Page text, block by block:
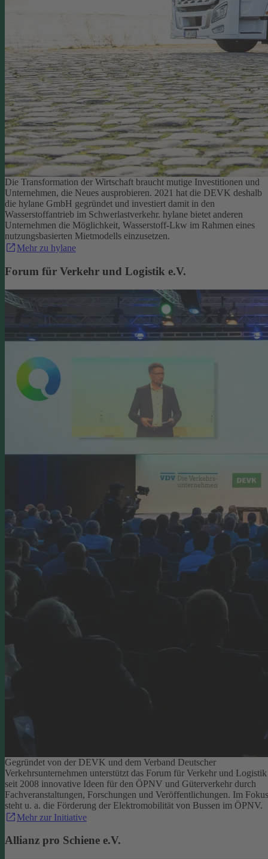
Die Transformation der Wirtschaft braucht mutige Investitionen und
Unternehmen, die Neues ausprobieren. 2021 hat die DEVK deshalb
die hylane GmbH gegründet und investiert damit in den
Wasserstoffantrieb im Schwerlastverkehr. hylane bietet anderen
Unternehmen die Möglichkeit, Wasserstoff-Lkw im Rahmen eines
nutzungsbasierten Mietmodells einzusetzen.
Mehr zu hylane
Forum für Verkehr und Logistik e.V.
Gegründet von der DEVK und dem Verband Deutscher
Verkehrsunternehmen unterstützt das Forum für Verkehr und Logistik
seit 2008 innovative Ideen für den ÖPNV und Güterverkehr durch
Fachveranstaltungen, Forschungen und Veröffentlichungen. Im Fokus
steht u. a. die Förderung der Elektromobilität von Bussen im ÖPNV.
Mehr zur Initiative
Allianz pro Schiene e.V.